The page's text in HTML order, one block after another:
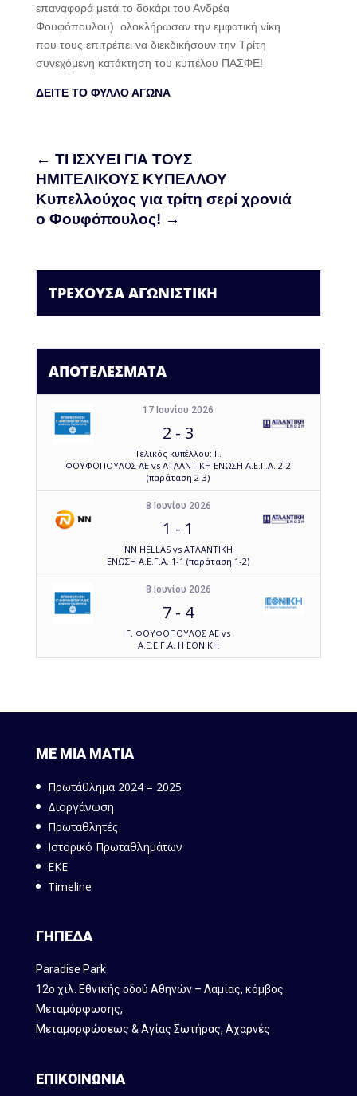
επαναφορά μετά το δοκάρι του Ανδρέα
Φουφόπουλου) ολοκλήρωσαν την εμφατική νίκη
που τους επιτρέπει να διεκδικήσουν την Τρίτη
συνεχόμενη κατάκτηση του κυπέλου ΠΑΣΦΕ!
ΔΕΙΤΕ ΤΟ ΦΥΛΛΟ ΑΓΩΝΑ
← ΤΙ ΙΣΧΥΕΙ ΓΙΑ ΤΟΥΣ
ΗΜΙΤΕΛΙΚΟΥΣ ΚΥΠΕΛΛΟΥ
Κυπελλούχος για τρίτη σερί χρονιά
ο Φουφόπουλος! →
ΤΡΕΧΟΥΣΑ ΑΓΩΝΙΣΤΙΚΗ
ΑΠΟΤΕΛΕΣΜΑΤΑ
17 Ιουνίου 2026
2 - 3
Τελικός κυπέλλου: Γ.
ΦΟΥΦΟΠΟΥΛΟΣ ΑΕ vs ΑΤΛΑΝΤΙΚΗ ΕΝΩΣΗ Α.Ε.Γ.Α. 2-2
(παράταση 2-3)
8 Ιουνίου 2026
1 - 1
NN HELLAS vs ΑΤΛΑΝΤΙΚΗ
ΕΝΩΣΗ Α.Ε.Γ.Α. 1-1 (παράταση 1-2)
8 Ιουνίου 2026
7 - 4
Γ. ΦΟΥΦΟΠΟΥΛΟΣ ΑΕ vs
Α.Ε.Ε.Γ.Α. Η ΕΘΝΙΚΗ
ΜΕ ΜΙΑ ΜΑΤΙΑ
Πρωτάθλημα 2024 – 2025
Διοργάνωση
Πρωταθλητές
Ιστορικό Πρωταθλημάτων
ΕΚΕ
Timeline
ΓΗΠΕΔΑ
Paradise Park
12ο χιλ. Εθνικής οδού Αθηνών – Λαμίας, κόμβος
Mεταμόρφωσης,
Μεταμορφώσεως & Αγίας Σωτήρας, Αχαρνές
ΕΠΙΚΟΙΝΩΝΙΑ